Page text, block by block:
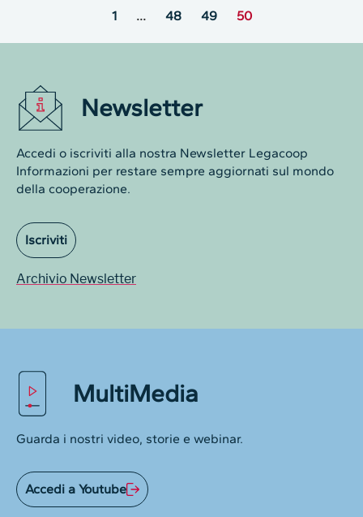
1 … 48 49 50
Newsletter
Accedi o iscriviti alla nostra Newsletter Legacoop
Informazioni per restare sempre aggiornati sul mondo
della cooperazione.
Iscriviti
Archivio Newsletter
MultiMedia
Guarda i nostri video, storie e webinar.
Accedi a Youtube